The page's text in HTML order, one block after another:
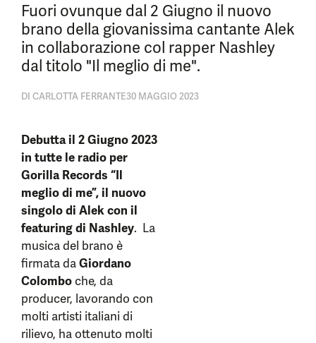
Fuori ovunque dal 2 Giugno il nuovo
brano della giovanissima cantante Alek
in collaborazione col rapper Nashley
dal titolo "Il meglio di me".
DI CARLOTTA FERRANTE30 MAGGIO 2023
Debutta il 2 Giugno 2023
in tutte le radio per
Gorilla Records “Il
meglio di me”, il nuovo
singolo di Alek con il
featuring di Nashley. La
musica del brano è
firmata daGiordano
Colomboche, da
producer, lavorando con
molti artisti italiani di
rilievo, ha ottenuto molti